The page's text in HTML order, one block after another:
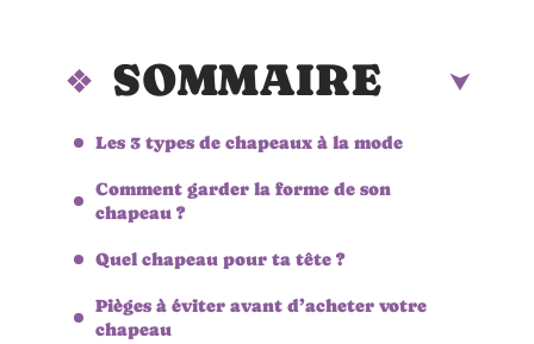
SOMMAIRE
Les 3 types de chapeaux à la mode
Comment garder la forme de son
chapeau ?
Quel chapeau pour ta tête ?
Pièges à éviter avant d’acheter votre
chapeau